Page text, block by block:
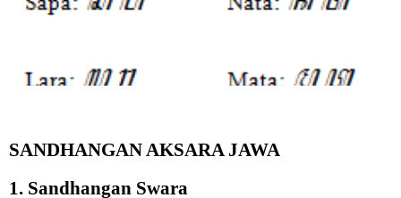
SANDHANGAN AKSARA JAWA
1. Sandhangan Swara